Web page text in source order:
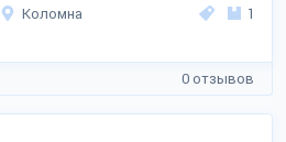
Коломна 1
0 отзывов